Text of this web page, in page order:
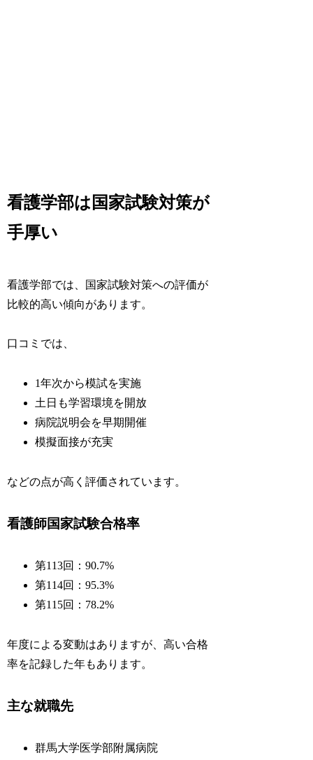
看護学部は国家試験対策が
手厚い
看護学部では、国家試験対策への評価が
比較的高い傾向があります。
口コミでは、
1年次から模試を実施
土日も学習環境を開放
病院説明会を早期開催
模擬面接が充実
などの点が高く評価されています。
看護師国家試験合格率
第113回：90.7%
第114回：95.3%
第115回：78.2%
年度による変動はありますが、高い合格
率を記録した年もあります。
主な就職先
群馬大学医学部附属病院